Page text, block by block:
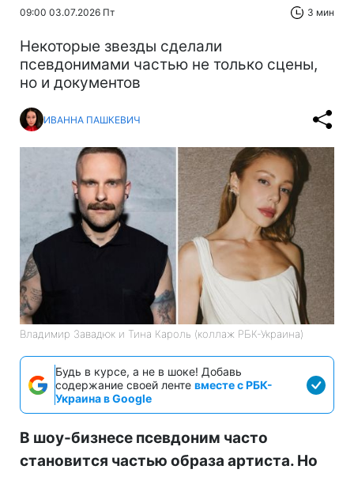
09:00 03.07.2026 Пт 3 мин
Некоторые звезды сделали
псевдонимами частью не только сцены,
но и документов
ИВАННА ПАШКЕВИЧ
Владимир Завадюк и Тина Кароль (коллаж РБК-Украина)
Будь в курсе, а не в шоке! Добавь
содержание своей ленте вместе с РБК-
Украина в Google
В шоу-бизнесе псевдоним часто
становится частью образа артиста. Но